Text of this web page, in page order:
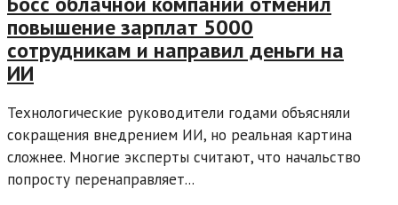
повышение зарплат 5000
сотрудникам и направил деньги на
ИИ
Технологические руководители годами объясняли
сокращения внедрением ИИ, но реальная картина
сложнее. Многие эксперты считают, что начальство
попросту перенаправляет...